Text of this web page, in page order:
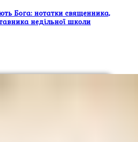
Бога: нотатки священника,
недільної школи